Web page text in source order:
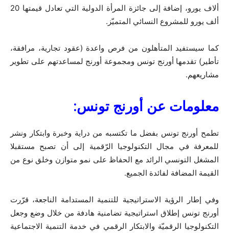
ألاف يورو، إضافة إلى جائزة المرأة الدولية التي تعادل قيمتها 20
ألف يورو للمشروع النسائي المتميّز.
كما سيستفيد المتأهلون من فرص واعدة (عقود تجارية، مرافقة،
تأطير) تقدمها أورنج تونس ومجموعة أورنج لمساعدتهم على تطوير
مشاريعهم.
معلومات عن أورنج تونس:
تطمح أورنج تونس بفضل ما تكتسبه من دراية وخبرة وابتكار ونشر
للمعرفة في مجال التكنولوجيا الرّقمية إلى أن تصبح مستقبلا
المشغل التونسي الرائد مع الحفاظ على نمو متوازن وخلق نوع من
القيمة المضافة لفائدة الجميع.
وفي إطار الرؤية الاستراتيجية للتنمية المستدامة الناجعة، قرّرت
أورنج تونس إطلاق استراتيجية تضامنية هادفة من خلال وضع وجعل
التكنولوجيا الرقميّة والابتكار الرقمي في خدمة التنمية الاجتماعية